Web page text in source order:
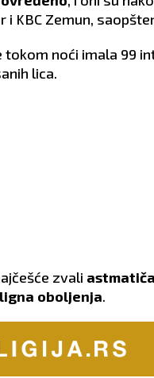
i KBC Zemun,
tokom noći imala 99
lica.
zvali
oboljenja.